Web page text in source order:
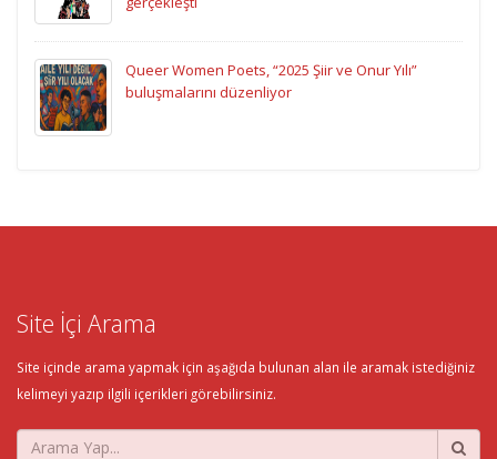
Queer Women Poets, “2025 Şiir ve Onur Yılı”
buluşmalarını düzenliyor
Site İçi Arama
Site içinde arama yapmak için aşağıda bulunan alan ile aramak istediğiniz
kelimeyi yazıp ilgili içerikleri görebilirsiniz.